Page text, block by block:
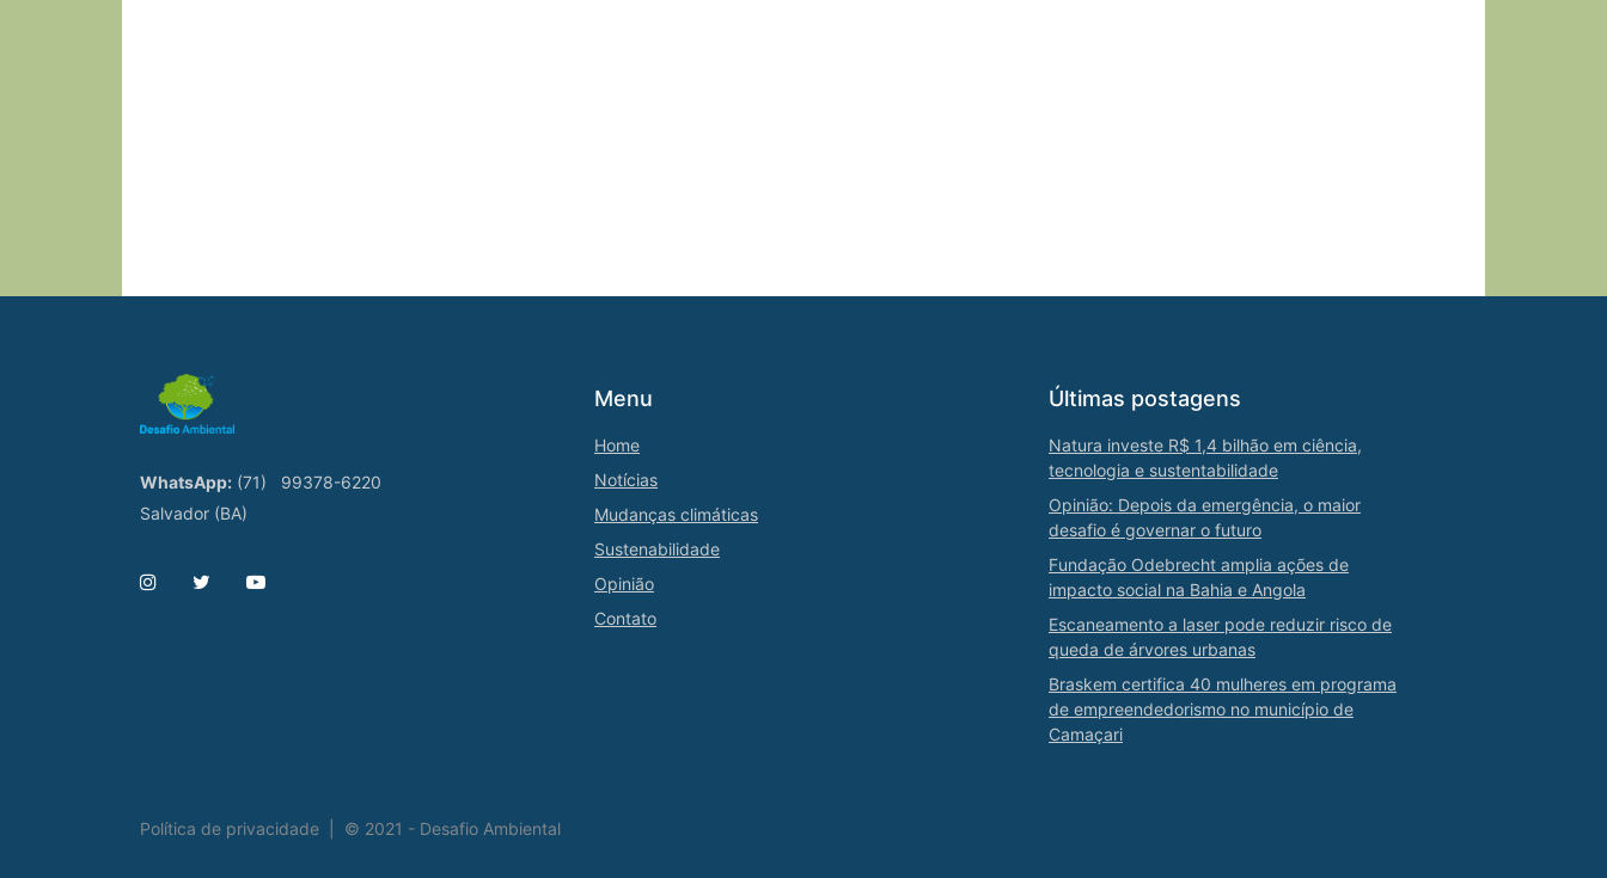
WhatsApp: (71)
99378-6220
Salvador (BA)
Menu
Home
Notícias
Mudanças climáticas
Sustenabilidade
Opinião
Contato
Últimas postagens
Natura investe R$ 1,4 bilhão em ciência,
tecnologia e sustentabilidade
Opinião: Depois da emergência, o maior
desafio é governar o futuro
Fundação Odebrecht amplia ações de
impacto social na Bahia e Angola
Escaneamento a laser pode reduzir risco de
queda de árvores urbanas
Braskem certifica 40 mulheres em programa
de empreendedorismo no município de
Camaçari
Política de privacidade © 2021 - Desafio Ambiental